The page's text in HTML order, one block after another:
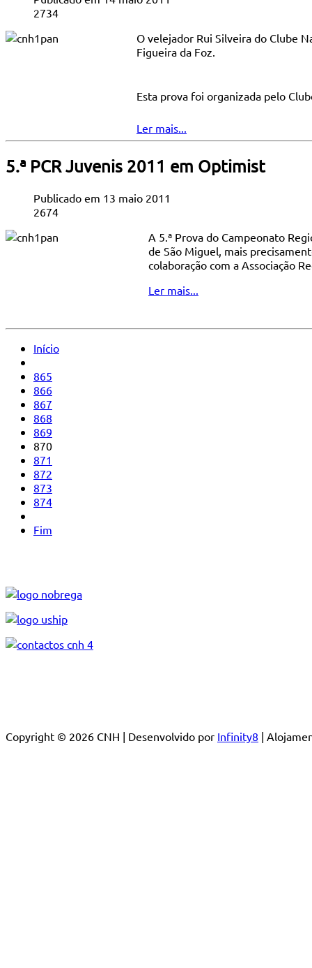
2734
O velejador Rui Silveira do Clube
Figueira da Foz.
Esta prova foi organizada pelo
Ler mais...
5.ª PCR Juvenis 2011 em Optimist
Publicado em 13 maio 2011
2674
A 5.ª Prova do Campeonato
de São Miguel, mais
colaboração com a Associação
Ler mais...
Início
865
866
867
868
869
870
871
872
873
874
Fim
Copyright © 2026 CNH | Desenvolvido por Infinity8 |